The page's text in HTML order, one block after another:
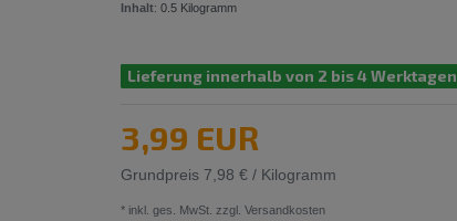
Inhalt:0.5 Kilogramm
Lieferung innerhalb von 2 bis 4 Werktagen
3,99 EUR
Grundpreis 7,98 € / Kilogramm
* inkl. ges. MwSt. zzgl. Versandkosten